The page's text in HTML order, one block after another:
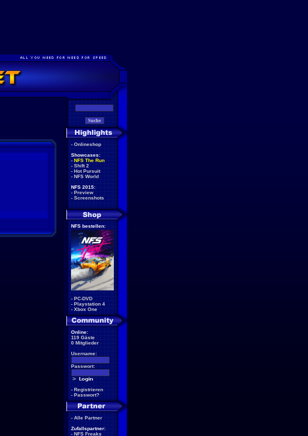
- Onlineshop
Showcases:
- NFS The Run
- Shift 2
- Hot Pursuit
- NFS World
NFS 2015:
- Preview
- Screenshots
NFS bestellen:
- PC-DVD
- Playstation 4
- Xbox One
Online:
119 Gäste
0 Mitglieder
Username:
Passwort:
- Registrieren
- Passwort?
- Alle Partner
Zufallspartner:
- NFS Freaks